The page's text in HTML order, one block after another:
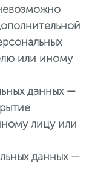
или иному
данных —
лицу или
данных —